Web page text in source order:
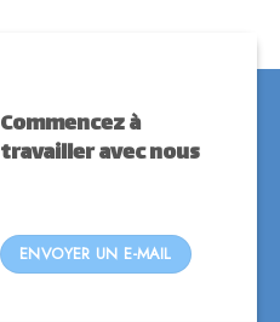
Commencez à
travailler avec nous
ENVOYER UN E-MAIL